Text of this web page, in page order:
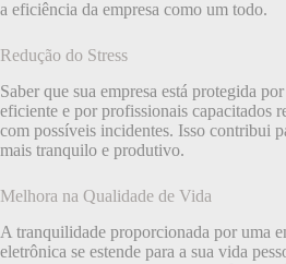
a eficiência da empresa como um todo.
Redução do Stress
Saber que sua empresa está protegida
eficiente e por profissionais capacitados
com possíveis incidentes. Isso contribui
mais tranquilo e produtivo.
Melhora na Qualidade de Vida
A tranquilidade proporcionada por uma
eletrônica se estende para a sua vida